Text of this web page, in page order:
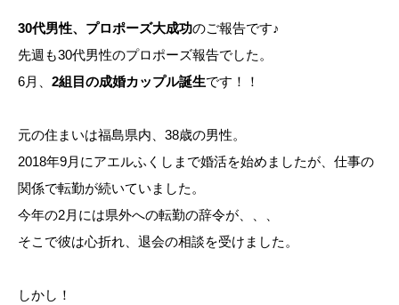
30代男性、プロポーズ大成功のご報告です♪
先週も30代男性のプロポーズ報告でした。
6月、 2組目の成婚カップル誕生です！！
元の住まいは福島県内、38歳の男性。
2018年9月にアエルふくしまで婚活を始めましたが、仕事の
関係で転勤が続いていました。
今年の2月には県外への転勤の辞令が、、、
そこで彼は心折れ、退会の相談を受けました。
しかし！